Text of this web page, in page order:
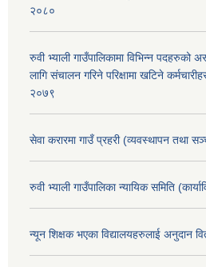
२०८०
रुवी भ्याली गाउँपालिकामा विभिन्न पदहरुको
लागि संचालन गरिने परिक्षामा खटिने
२०७९
सेवा करारमा गाउँ प्रहरी (व्यवस्थापन तथा
रुवी भ्याली गाउँपालिका न्यायिक समिति
न्यून शिक्षक भएका ‍विद्यालयहरुलाई अनुदान